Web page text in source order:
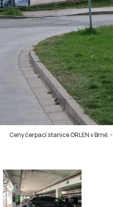
Ceny čerpací stanice ORLEN v Brně.-